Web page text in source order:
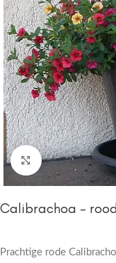
Click to enlarge
Calibrachoa – rood
Prachtige rode